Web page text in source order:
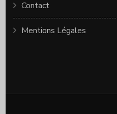
Contact
Mentions Légales